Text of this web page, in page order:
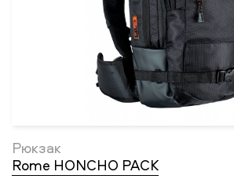
Рюкзак
Rome HONCHO PACK